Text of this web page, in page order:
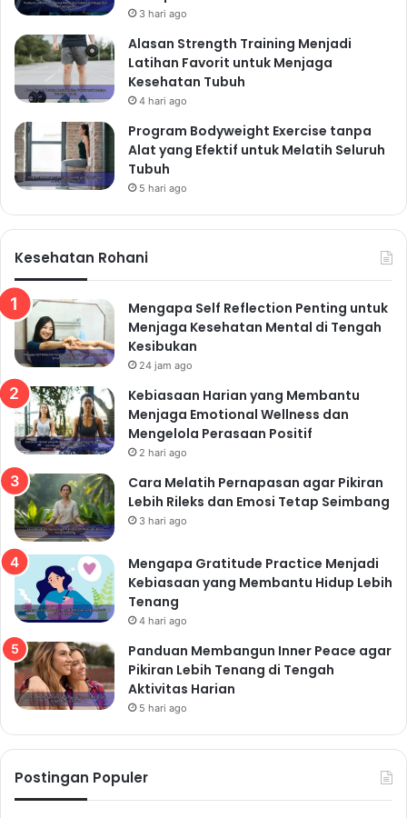
3 hari ago
Alasan Strength Training Menjadi
Latihan Favorit untuk Menjaga
Kesehatan Tubuh
4 hari ago
Program Bodyweight Exercise tanpa
Alat yang Efektif untuk Melatih Seluruh
Tubuh
5 hari ago
Kesehatan Rohani
Mengapa Self Reflection Penting untuk
Menjaga Kesehatan Mental di Tengah
Kesibukan
24 jam ago
Kebiasaan Harian yang Membantu
Menjaga Emotional Wellness dan
Mengelola Perasaan Positif
2 hari ago
Cara Melatih Pernapasan agar Pikiran
Lebih Rileks dan Emosi Tetap Seimbang
3 hari ago
Mengapa Gratitude Practice Menjadi
Kebiasaan yang Membantu Hidup Lebih
Tenang
4 hari ago
Panduan Membangun Inner Peace agar
Pikiran Lebih Tenang di Tengah
Aktivitas Harian
5 hari ago
Postingan Populer